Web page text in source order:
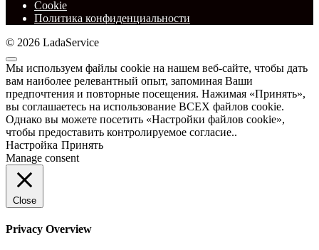
Cookie
Политика конфиденциальности
© 2026 LadaService
Мы используем файлы cookie на нашем веб-сайте, чтобы дать
вам наиболее релевантный опыт, запоминая Ваши
предпочтения и повторные посещения. Нажимая «Принять»,
вы соглашаетесь на использование ВСЕХ файлов cookie.
Однако вы можете посетить «Настройки файлов cookie»,
чтобы предоставить контролируемое согласие..
Настройка Принять
Manage consent
Close
Privacy Overview